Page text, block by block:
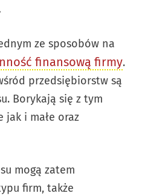
ze sposobów na
finansową firmy.
przedsiębiorstw są
Borykają się z tym
jak i małe oraz
mogą zatem
firm, także